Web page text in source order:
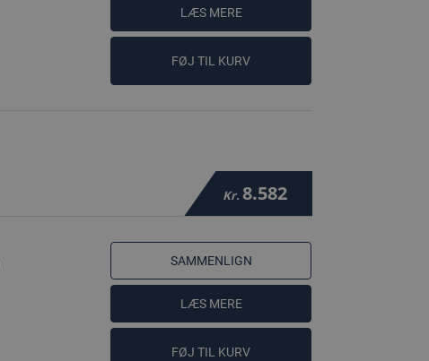
LÆS MERE
FØJ TIL KURV
Kr. 8.582
SAMMENLIGN
LÆS MERE
FØJ TIL KURV